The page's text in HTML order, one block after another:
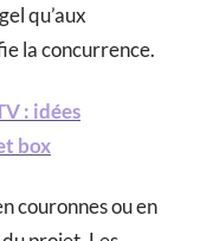
qu’aux
la concurrence.
: idées
box
couronnes ou en